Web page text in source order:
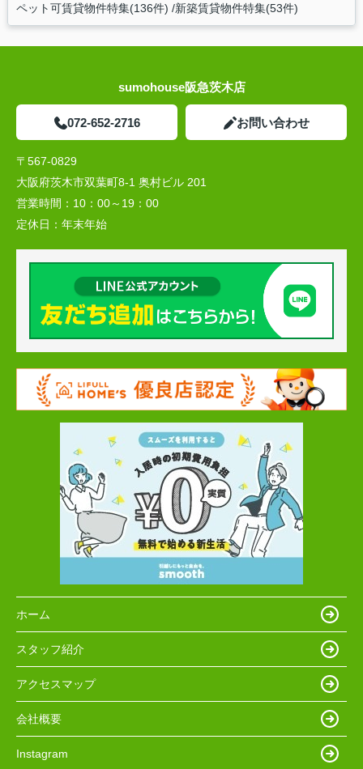
ペット可賃貸物件特集(136件) 新築賃貸物件特集(53件)
sumohouse阪急茨木店
072-652-2716 お問い合わせ
〒567-0829
大阪府茨木市双葉町8-1 奥村ビル 201
営業時間： 10：00～19：00
定休日： 年末年始
ホーム
スタッフ紹介
アクセスマップ
会社概要
Instagram